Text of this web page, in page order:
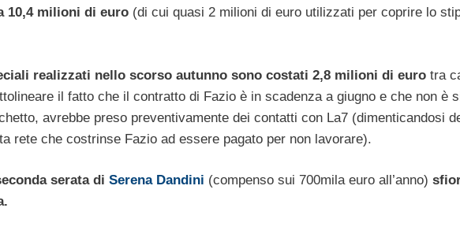
10,4 milioni di euro (di cui quasi 2 milioni di euro utilizzati per coprire lo
realizzati nello scorso autunno sono costati 2,8 milioni di euro tra
il fatto che il contratto di Fazio è in scadenza a giugno e che non è
avrebbe preso preventivamente dei contatti con La7 (dimenticandosi
rete che costrinse Fazio ad essere pagato per non lavorare).
serata di Serena Dandini (compenso sui 700mila euro all’anno)